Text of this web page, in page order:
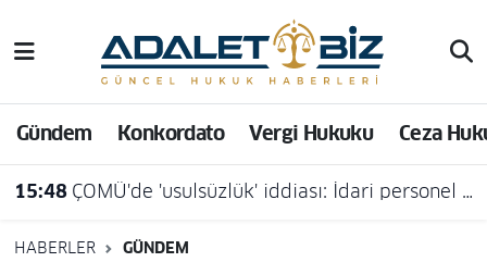
Gündem Konkordato Vergi Hukuku Ceza
15:48 ÇOMÜ'de 'usulsüzlük' iddiası: İdari personel açığa alındı
HABERLER GÜNDEM
Hava Durumu
Trafik Durumu
Süper Lig Puan Durumu ve Fikstür
Tüm Manşetler